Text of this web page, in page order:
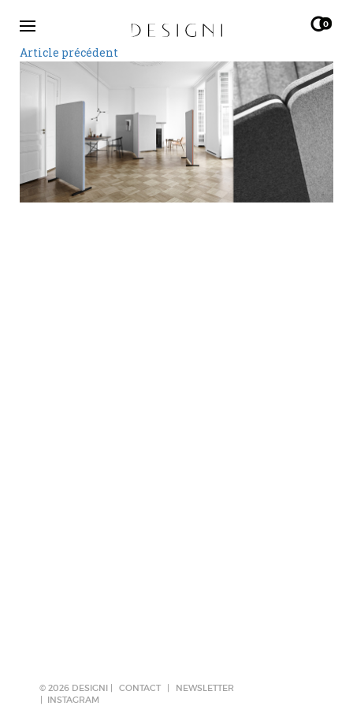
0
Article précédent
© 2026 DESIGNI | CONTACT
NEWSLETTER
INSTAGRAM